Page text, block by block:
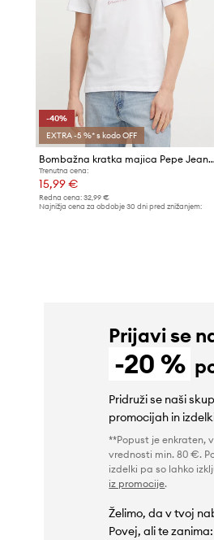
-40%
EXTRA -5 %* s kodo OFF
Bombažna kratka majica Pepe Jeans DAXTON TEE
Trenutna cena:
15,99 €
Redna cena: 32,99 €
Najnižja cena za obdobje 30 dni pred znižanjem:
Prijavi se
-20 %
Pridruži se naši
promocijah in
**Popust je enkraten,
vrednosti min. 80 €.
izdelki pa so lahko
iz promocije.
Želimo, da v tvoj
Povej, ali te zanima: